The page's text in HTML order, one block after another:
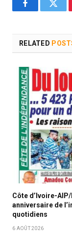
Facebook
RELATED
Côte d’Ivoire-AIP/
anniversaire de
quotidiens
6 AOÛT 2026